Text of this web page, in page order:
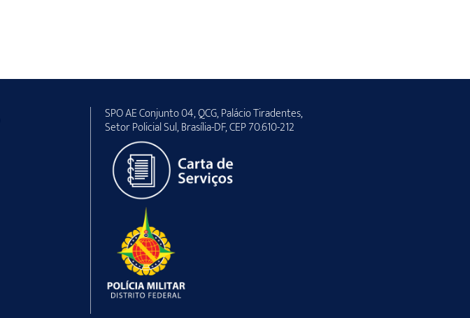
SPO AE Conjunto 04, QCG, Palácio Tiradentes,
Setor Policial Sul, Brasília-DF, CEP 70.610-212